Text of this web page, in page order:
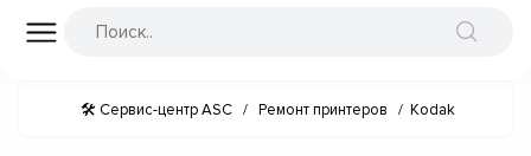
🛠 Сервис-центр ASC / Ремонт принтеров / Kodak